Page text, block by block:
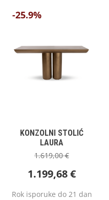
-25.9%
KONZOLNI STOLIĆ
LAURA
1.619,00€
1.199,68€
Rok isporuke do 21 dan